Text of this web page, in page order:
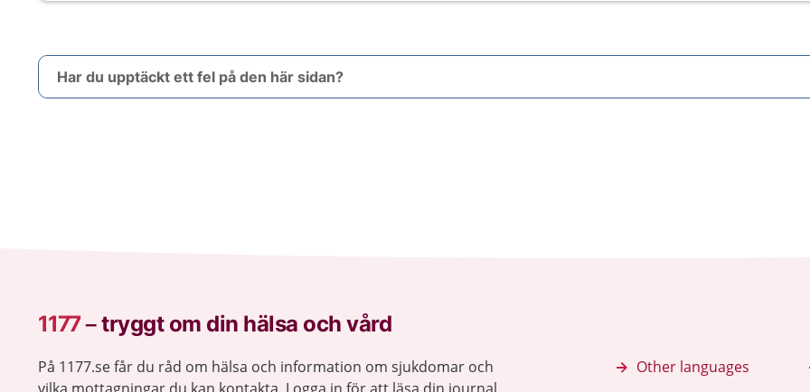
Har du upptäckt ett fel på den här sidan?
1177–tryggt om din hälsa och vård
På 1177.se får du råd om hälsa och information om sjukdomar och
Other languages